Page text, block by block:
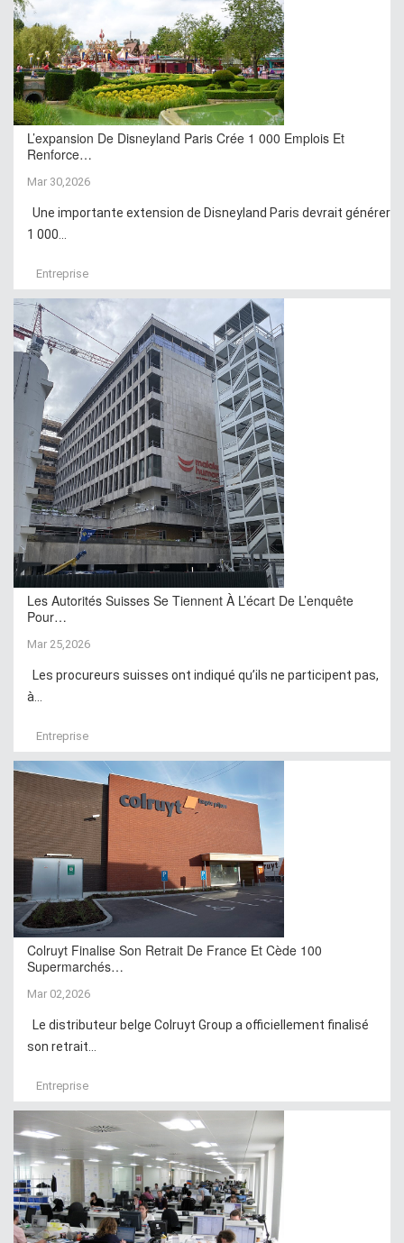
L’expansion De Disneyland Paris Crée 1 000 Emplois Et
Renforce…
Mar 30,2026
Une importante extension de Disneyland Paris devrait générer
1 000...
Entreprise
Les Autorités Suisses Se Tiennent À L’écart De L’enquête
Pour…
Mar 25,2026
Les procureurs suisses ont indiqué qu’ils ne participent pas,
à...
Entreprise
Colruyt Finalise Son Retrait De France Et Cède 100
Supermarchés…
Mar 02,2026
Le distributeur belge Colruyt Group a officiellement finalisé
son retrait...
Entreprise